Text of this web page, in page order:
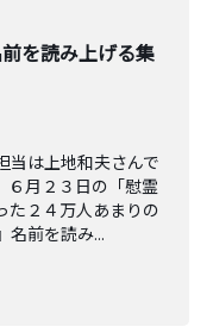
前を読み上げる集
は上地和夫さんで
６月２３日の「慰霊
た２４万人あまりの
名前を読み...